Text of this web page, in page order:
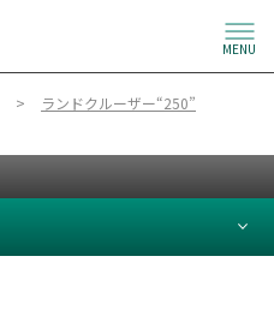
MENU
ランドクルーザー“250”